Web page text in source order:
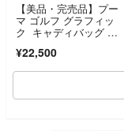
【美品・完売品】プー
マ ゴルフ グラフィッ
ク キャディバッグ 迷
式キャディーバッ
ク 軽量2.5kg 9.5型
¥22,500